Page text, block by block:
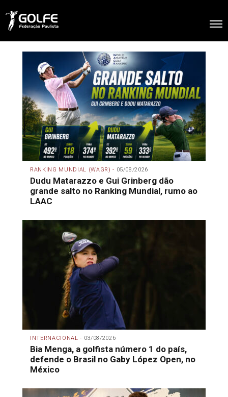
RANKING MUNDIAL (WAGR) - 05/08/2026
Dudu Matarazzo e Gui Grinberg dão
grande salto no Ranking Mundial, rumo ao
LAAC
INTERNACIONAL - 03/08/2026
Bia Menga, a golfista número 1 do país,
defende o Brasil no Gaby López Open, no
México